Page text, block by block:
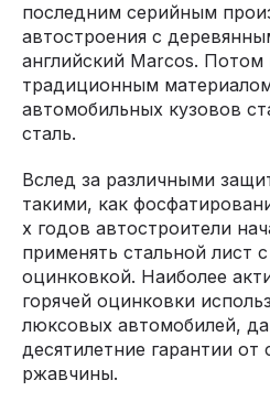
последним серийным
автостроения с
английский Marcos. Потом
традиционным
автомобильных кузовов
сталь.
Вслед за различными
такими, как
х годов автостроители
применять стальной лист
оцинковкой. Наиболее
горячей оцинковки
люксовых автомобилей,
десятилетние гарантии от
ржавчины.